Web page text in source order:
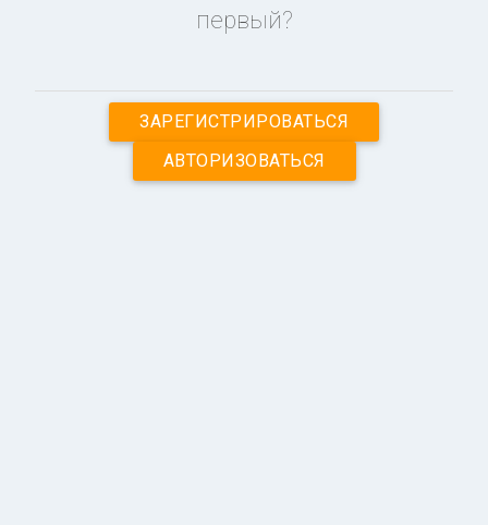
первый?
ЗАРЕГИСТРИРОВАТЬСЯ
АВТОРИЗОВАТЬСЯ